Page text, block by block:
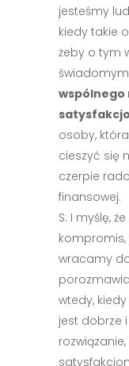
jesteśmy
kiedy takie
żeby o tym
wspólnego
osoby,
cieszyć się
czerpie
finansowej.
S: I myślę,
kompromis,
wracamy
wtedy,
jest dobrze